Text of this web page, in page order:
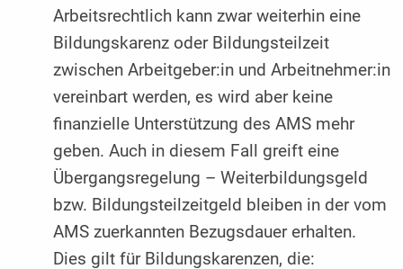
Arbeitsrechtlich kann zwar weiterhin eine
Bildungskarenz oder Bildungsteilzeit
zwischen Arbeitgeber:in und Arbeitnehmer:in
vereinbart werden, es wird aber keine
finanzielle Unterstützung des AMS mehr
geben. Auch in diesem Fall greift eine
Übergangsregelung – Weiterbildungsgeld
bzw. Bildungsteilzeitgeld bleiben in der vom
AMS zuerkannten Bezugsdauer erhalten.
Dies gilt für Bildungskarenzen, die: